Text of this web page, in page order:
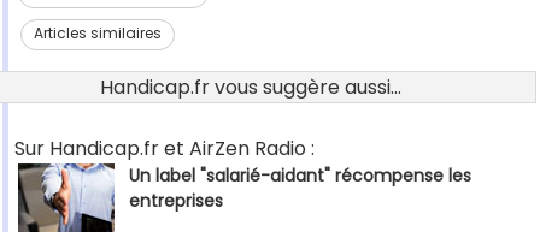
Articles similaires
Handicap.fr vous suggère aussi...
Sur Handicap.fr et AirZen Radio :
Un label "salarié-aidant" récompense les
entreprises